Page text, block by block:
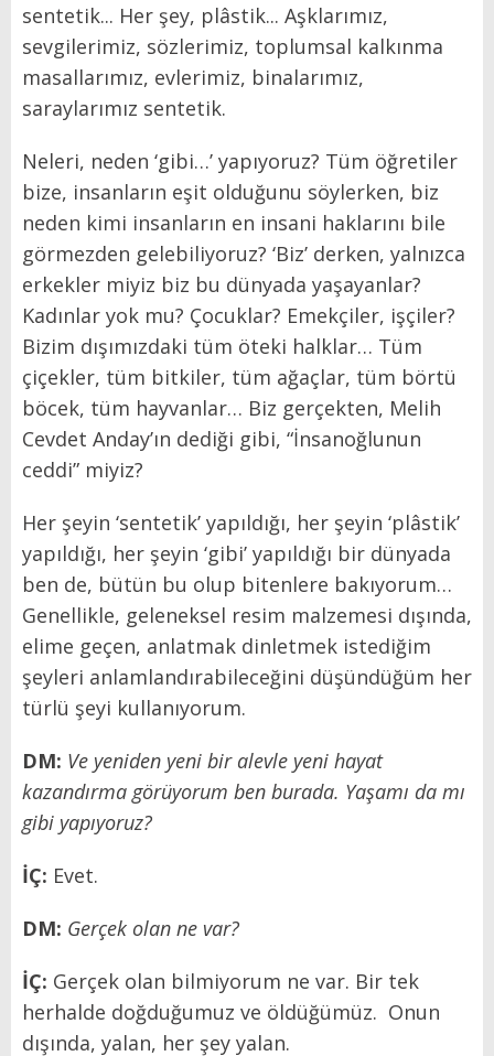
sentetik... Her şey, plâstik... Aşklarımız,
sevgilerimiz, sözlerimiz, toplumsal kalkınma
masallarımız, evlerimiz, binalarımız,
saraylarımız sentetik.
Neleri, neden ‘gibi…’ yapıyoruz? Tüm öğretiler
bize, insanların eşit olduğunu söylerken, biz
neden kimi insanların en insani haklarını bile
görmezden gelebiliyoruz? ‘Biz’ derken, yalnızca
erkekler miyiz biz bu dünyada yaşayanlar?
Kadınlar yok mu? Çocuklar? Emekçiler, işçiler?
Bizim dışımızdaki tüm öteki halklar… Tüm
çiçekler, tüm bitkiler, tüm ağaçlar, tüm börtü
böcek, tüm hayvanlar… Biz gerçekten, Melih
Cevdet Anday’ın dediği gibi, “İnsanoğlunun
ceddi” miyiz?
Her şeyin ‘sentetik’ yapıldığı, her şeyin ‘plâstik’
yapıldığı, her şeyin ‘gibi’ yapıldığı bir dünyada
ben de, bütün bu olup bitenlere bakıyorum…
Genellikle, geleneksel resim malzemesi dışında,
elime geçen, anlatmak dinletmek istediğim
şeyleri anlamlandırabileceğini düşündüğüm her
türlü şeyi kullanıyorum.
DM: Ve yeniden yeni bir alevle yeni hayat
kazandırma görüyorum ben burada. Yaşamı da mı
gibi yapıyoruz?
İÇ: Evet.
DM: Gerçek olan ne var?
İÇ: Gerçek olan bilmiyorum ne var. Bir tek
herhalde doğduğumuz ve öldüğümüz. Onun
dışında, yalan, her şey yalan.